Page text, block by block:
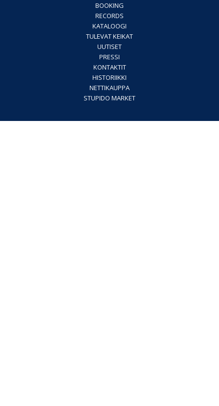
BOOKING
RECORDS
KATALOOGI
TULEVAT KEIKAT
UUTISET
PRESSI
KONTAKTIT
HISTORIIKKI
NETTIKAUPPA
STUPIDO MARKET